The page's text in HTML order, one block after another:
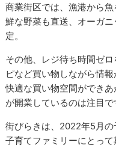
商業街区では、漁港から
鮮な野菜も直送、オーガ
定。
その他、レジ待ち時間ゼ
ピなど買い物しながら情
快適な買い物空間ができ
が開業しているのは注目で
街びらきは、2022年5月の
子育てファミリーにとっ